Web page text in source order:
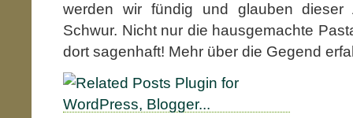
werden wir fündig und glauben dieser
Schwur. Nicht nur die hausgemachte
dort sagenhaft! Mehr über die Gegend